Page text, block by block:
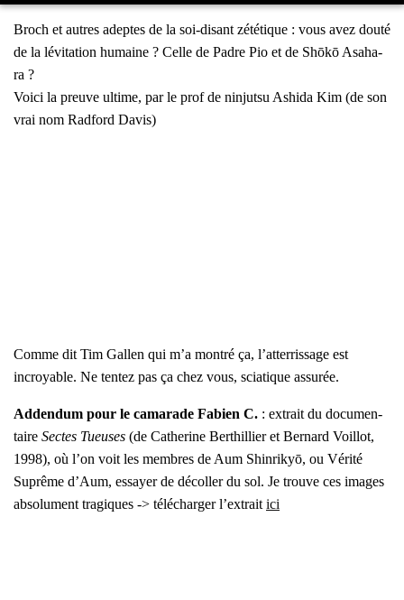
Broch et autres adeptes de la soi-disant zété­tique : vous avez dou­té
de la lévi­ta­tion humaine ? Celle de Padre Pio et de Shōkō Asa­ha­
ra ?
Voi­ci la preuve ultime, par le prof de nin­jut­su Ashi­da Kim (de son
vrai nom Rad­ford Davis)
Comme dit Tim Gal­len qui m’a mon­tré ça, l’at­ter­ris­sage est
incroyable. Ne ten­tez pas ça chez vous, scia­tique assu­rée.
Adden­dum pour le cama­rade Fabien C. : extrait du docu­men­
taire Sectes Tueuses (de Cathe­rine Ber­thil­lier et Ber­nard Voillot,
1998), où l’on voit les membres de Aum Shin­ri­kyō, ou Véri­té
Suprême d’Aum, essayer de décol­ler du sol. Je trouve ces images
abso­lu­ment tra­giques -> télé­char­ger l’ex­trait ici